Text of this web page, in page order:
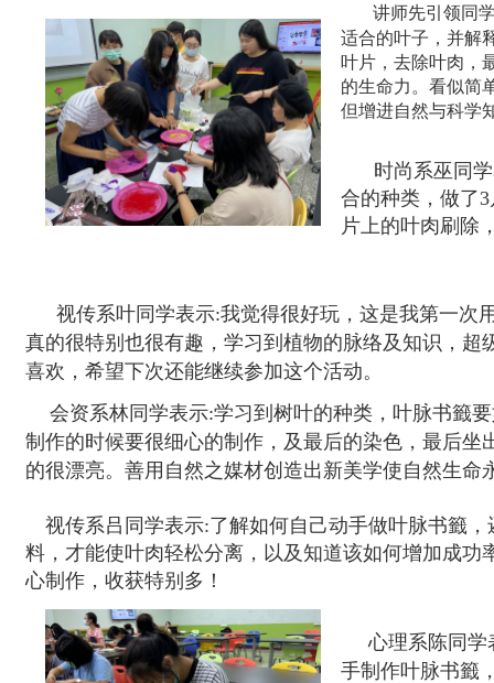
讲师先引领同
适合的叶子，并解
叶片，去除叶肉，
的生命力。看似简
但增进自然与科学
时尚系巫同
合的种类，做了3
片上的叶肉刷除
视传系叶同学表示:我觉得很好玩，这是我第一次
真的很特别也很有趣，学习到植物的脉络及知识，超
喜欢，希望下次还能继续参加这个活动。
会资系林同学表示:学习到树叶的种类，叶脉书籤
制作的时候要很细心的制作，及最后的染色，最后坐
的很漂亮。善用自然之媒材创造出新美学使自然生命
视传系吕同学表示:了解如何自己动手做叶脉书籤
料，才能使叶肉轻松分离，以及知道该如何增加成
心制作，收获特别多！
心理系陈同学
手制作叶脉书籤